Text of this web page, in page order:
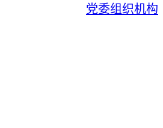
党委组织机构